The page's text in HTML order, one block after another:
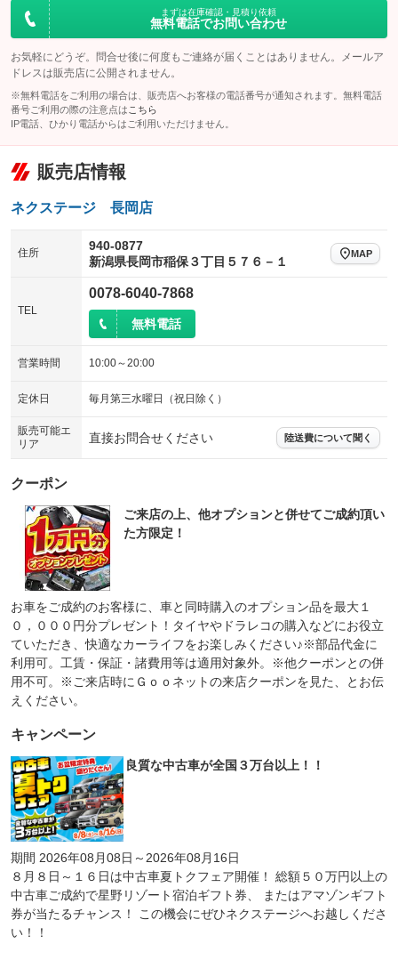
まずは在庫確認・見積り依頼
無料電話でお問い合わせ
お気軽にどうぞ。問合せ後に何度もご連絡が届くことはありません。メールア
ドレスは販売店に公開されません。
※無料電話をご利用の場合は、販売店へお客様の電話番号が通知されます。無料電話
番号ご利用の際の注意点は こちら
IP電話、ひかり電話からはご利用いただけません。
販売店情報
ネクステージ 長岡店
住所
940-0877
新潟県長岡市稲保３丁目５７６－１
MAP
TEL
0078-6040-7868
無料電話
営業時間 10:00～20:00
定休日 毎月第三水曜日（祝日除く）
販売可能エ
リア
直接お問合せください 陸送費について聞く
クーポン
ご来店の上、他オプションと併せてご成約頂い
た方限定！
お車をご成約のお客様に、車と同時購入のオプション品を最大１
０，０００円分プレゼント！タイヤやドラレコの購入などにお役立
ていただき、快適なカーライフをお楽しみください♪※部品代金に
利用可。工賃・保証・諸費用等は適用対象外。※他クーポンとの併
用不可。※ご来店時にＧｏｏネットの来店クーポンを見た、とお伝
えください。
キャンペーン
良質な中古車が全国３万台以上！！
期間 2026年08月08日～2026年08月16日
８月８日～１６日は中古車夏トクフェア開催！ 総額５０万円以上の
中古車ご成約で星野リゾート宿泊ギフト券、 またはアマゾンギフト
券が当たるチャンス！ この機会にぜひネクステージへお越しくださ
い！！